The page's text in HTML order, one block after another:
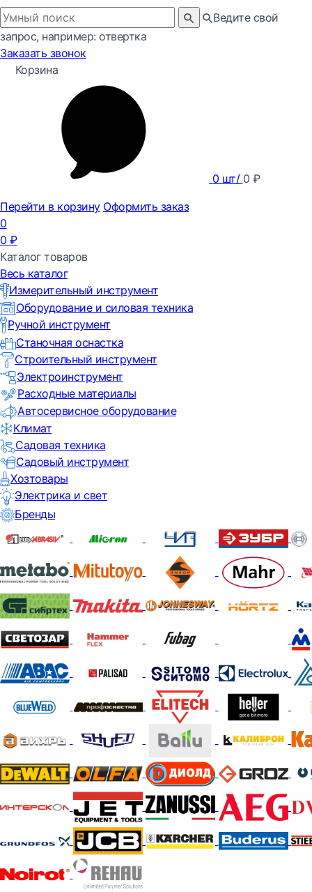
Ведите свой
запрос, например: отвертка
Заказать звонок
Корзина
0 шт/ 0 ₽
Перейти в корзину Оформить заказ
0
0 ₽
Каталог товаров
Весь каталог
Измерительный инструмент
Оборудование и силовая техника
Ручной инструмент
Станочная оснастка
Строительный инструмент
Электроинструмент
Расходные материалы
Автосервисное оборудование
Климат
Садовая техника
Садовый инструмент
Хозтовары
Электрика и свет
Бренды